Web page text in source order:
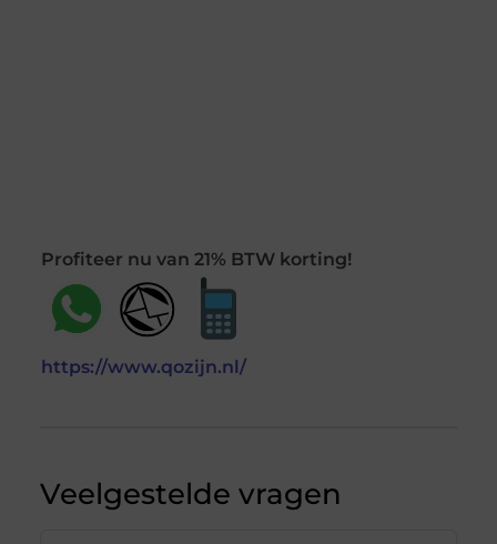
Profiteer nu van 21% BTW korting!
https://www.qozijn.nl/
Veelgestelde vragen